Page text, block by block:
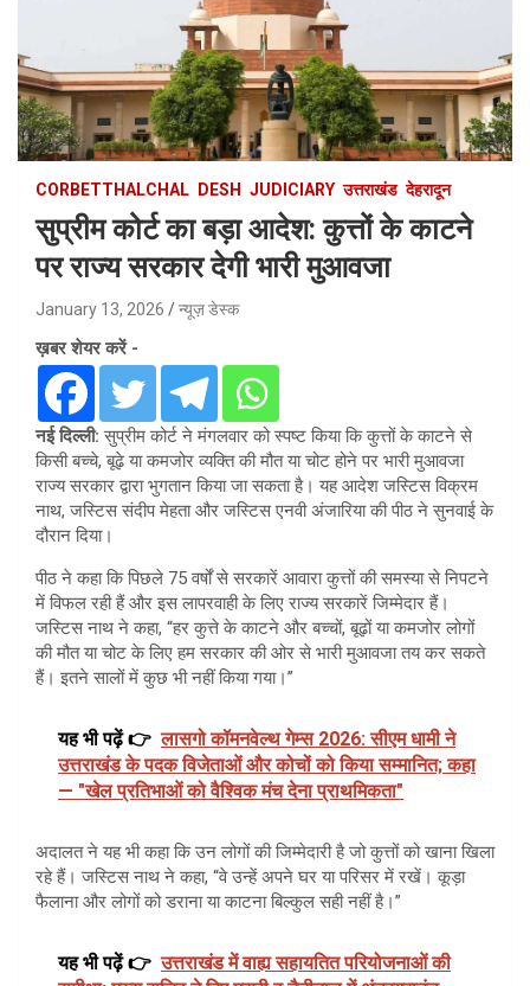
CORBETTHALCHAL DESH JUDICIARY उत्तराखंड देहरादून
सुप्रीम कोर्ट का बड़ा आदेश: कुत्तों के काटने
पर राज्य सरकार देगी भारी मुआवजा
January 13, 2026 न्यूज़ डेस्क
ख़बर शेयर करें -
नई दिल्ली:सुप्रीम कोर्ट ने मंगलवार को स्पष्ट किया कि कुत्तों के काटने से
किसी बच्चे, बूढ़े या कमजोर व्यक्ति की मौत या चोट होने पर भारी मुआवजा
राज्य सरकार द्वारा भुगतान किया जा सकता है। यह आदेश जस्टिस विक्रम
नाथ, जस्टिस संदीप मेहता और जस्टिस एनवी अंजारिया की पीठ ने सुनवाई के
दौरान दिया।
पीठ ने कहा कि पिछले 75 वर्षों से सरकारें आवारा कुत्तों की समस्या से निपटने
में विफल रही हैं और इस लापरवाही के लिए राज्य सरकारें जिम्मेदार हैं।
जस्टिस नाथ ने कहा, “हर कुत्ते के काटने और बच्चों, बूढ़ों या कमजोर लोगों
की मौत या चोट के लिए हम सरकार की ओर से भारी मुआवजा तय कर सकते
हैं। इतने सालों में कुछ भी नहीं किया गया।”
यह भी पढ़ें 👉 लासगो कॉमनवेल्थ गेम्स 2026: सीएम धामी ने
उत्तराखंड के पदक विजेताओं और कोचों को किया सम्मानित; कहा
— "खेल प्रतिभाओं को वैश्विक मंच देना प्राथमिकता"
अदालत ने यह भी कहा कि उन लोगों की जिम्मेदारी है जो कुत्तों को खाना खिला
रहे हैं। जस्टिस नाथ ने कहा, “वे उन्हें अपने घर या परिसर में रखें। कूड़ा
फैलाना और लोगों को डराना या काटना बिल्कुल सही नहीं है।”
यह भी पढ़ें 👉 उत्तराखंड में वाह्य सहायतित परियोजनाओं की